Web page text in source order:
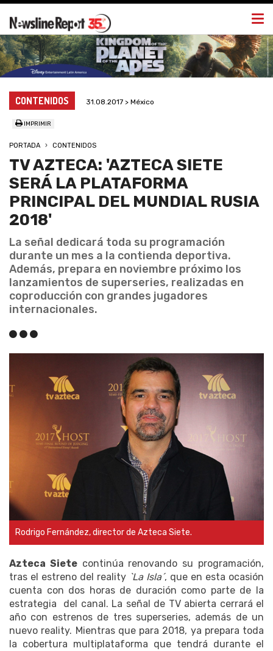
CONTENIDOS 31.08.2017 > México
IMPRIMIR
PORTADA CONTENIDOS
TV AZTECA: 'AZTECA SIETE
SERÁ LA PLATAFORMA
PRINCIPAL DEL MUNDIAL RUSIA
2018'
La señal dedicará toda su programación
durante un mes a la contienda deportiva.
Además, prepara en noviembre próximo los
lanzamientos de superseries, realizadas en
coproducción con grandes jugadores
internacionales.
Rodrigo Fernández, director de Azteca Siete.
Azteca Sietecontinúa renovando su programación,
tras el estreno del reality `La Isla´, que en esta ocasión
cuenta con dos horas de duración como parte de la
estrategia del canal. La señal de TV abierta cerrará el
año con estrenos de tres superseries, además de un
nuevo reality. Mientras que para 2018, ya prepara toda
la cobertura multiplataforma que tendrá durante el